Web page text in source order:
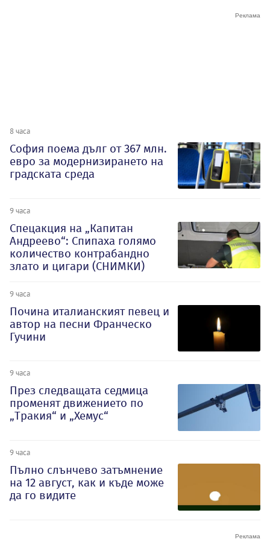
8 часа
София поема дълг от 367 млн.
евро за модернизирането на
градската среда
9 часа
Спецакция на „Капитан
Андреево“: Спипаха голямо
количество контрабандно
злато и цигари (СНИМКИ)
9 часа
Почина италианският певец и
автор на песни Франческо
Гучини
9 часа
През следващата седмица
променят движението по
„Тракия“ и „Хемус“
9 часа
Пълно слънчево затъмнение
на 12 август, как и къде може
да го видите